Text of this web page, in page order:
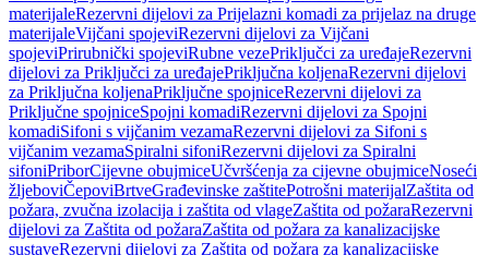
materijaleRezervni dijelovi za Prijelazni komadi za prijelaz na druge
materijaleVijčani spojeviRezervni dijelovi za Vijčani
spojeviPrirubnički spojeviRubne vezePriključci za uređajeRezervni
dijelovi za Priključci za uređajePriključna koljenaRezervni dijelovi
za Priključna koljenaPriključne spojniceRezervni dijelovi za
Priključne spojniceSpojni komadiRezervni dijelovi za Spojni
komadiSifoni s vijčanim vezamaRezervni dijelovi za Sifoni s
vijčanim vezamaSpiralni sifoniRezervni dijelovi za Spiralni
sifoniPriborCijevne obujmiceUčvršćenja za cijevne obujmiceNoseći
žljeboviČepoviBrtveGrađevinske zaštitePotrošni materijalZaštita od
požara, zvučna izolacija i zaštita od vlageZaštita od požaraRezervni
dijelovi za Zaštita od požaraZaštita od požara za kanalizacijske
sustaveRezervni dijelovi za Zaštita od požara za kanalizacijske